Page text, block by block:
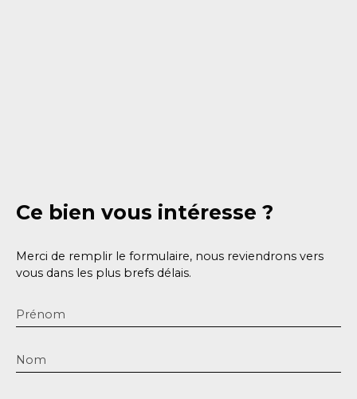
Ce bien vous intéresse ?
Merci de remplir le formulaire, nous reviendrons vers
vous dans les plus brefs délais.
Prénom
Nom